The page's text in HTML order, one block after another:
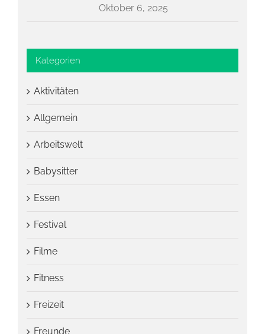
Oktober 6, 2025
Kategorien
Aktivitäten
Allgemein
Arbeitswelt
Babysitter
Essen
Festival
Filme
Fitness
Freizeit
Freunde